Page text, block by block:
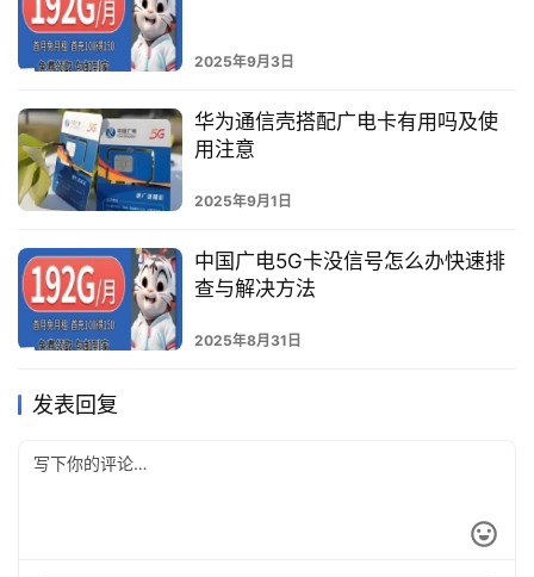
2025年9月3日
华为通信壳搭配广电卡有用吗及使
用注意
2025年9月1日
中国广电5G卡没信号怎么办快速排
查与解决方法
2025年8月31日
发表回复